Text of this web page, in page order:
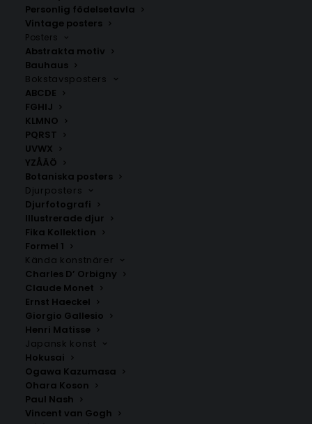
Personlig födelsetavla
Vintage posters
Posters
Abstrakta motiv
Bauhaus
Bokstavsposters
ABCDE
FGHIJ
KLMNO
PQRST
UVWX
YZÅÄÖ
Botaniska posters
Djurposters
Djurfotografi
Illustrerade djur
Fika Kollektion
Formel 1
Kända konstnärer
Charles D’ Orbigny
Claude Monet
Ernst Haeckel
Giorgio Gallesio
Henri Matisse
Japansk konst
Hokusai
Ogawa Kazumasa
Ohara Koson
Paul Nash
Vincent van Gogh
ANDRA KÖPTE ÄVEN
Älandsbro
Fr. 200.00